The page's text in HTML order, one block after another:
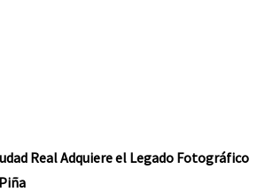
Real Adquiere el Legado Fotográfico